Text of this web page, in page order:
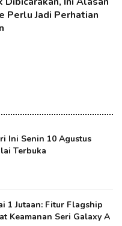
Perlu Jadi Perhatian
Ini Senin 10 Agustus
Terbuka
1 Jutaan: Fitur Flagship
Keamanan Seri Galaxy A